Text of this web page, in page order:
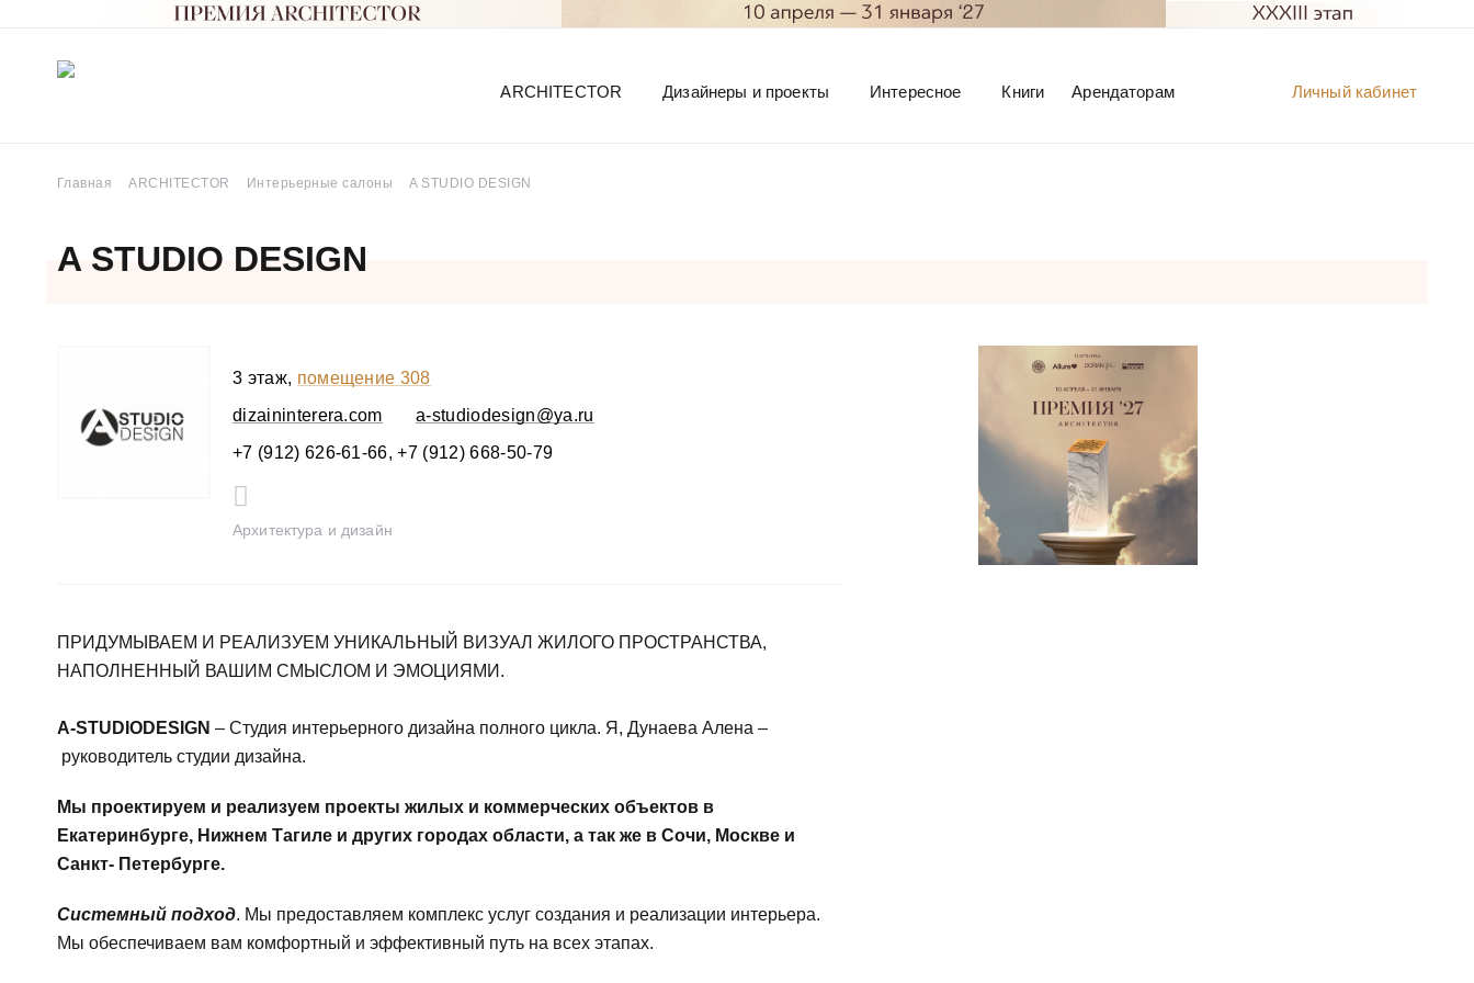
Личный кабинет
ARCHITECTOR Дизайнеры и проекты Интересное Книги Арендаторам
Главная ARCHITECTOR Интерьерные салоны A STUDIO DESIGN
A STUDIO DESIGN
3 этаж, помещение 308
dizaininterera.com
a-studiodesign@ya.ru
+7 (912) 626-61-66, +7 (912) 668-50-79
Архитектура и дизайн
ПРИДУМЫВАЕМ И РЕАЛИЗУЕМ УНИКАЛЬНЫЙ ВИЗУАЛ ЖИЛОГО ПРОСТРАНСТВА,
НАПОЛНЕННЫЙ ВАШИМ СМЫСЛОМ И ЭМОЦИЯМИ.
A-STUDIODESIGN – Студия интерьерного дизайна полного цикла. Я, Дунаева Алена –
руководитель студии дизайна.
Мы проектируем и реализуем проекты жилых и коммерческих объектов в
Екатеринбурге, Нижнем Тагиле и других городах области, а так же в Сочи, Москве и
Санкт- Петербурге.
Системный подход. Мы предоставляем комплекс услуг создания и реализации интерьера.
Мы обеспечиваем вам комфортный и эффективный путь на всех этапах.